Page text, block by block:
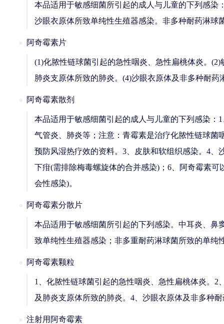
本品适用于敏感细菌所引起的成人与儿童的下列感
沙眼衣原体所致单纯性生殖器感染。非多种耐药淋
阿奇霉素片
(1)化脓性链球菌引起的急性咽炎、急性扁桃体炎。
肺炎支原体所致的肺炎。(4)沙眼衣原体及非多种耐
阿奇霉素散剂
本品适用于敏感细菌引起的成人与儿童的下列感染
气管炎、肺炎等；注意：青霉素是治疗化脓性链球
预防风湿热疗效的资料。3、皮肤和软组织感染。4
下疳(需排除梅毒螺旋体的合并感染)；6、阿奇霉素
会性感染)。
阿奇霉素分散片
本品适用于敏感细菌所引起的下列感染。中耳炎、
致单纯性生殖器感染；非多重耐药淋球菌所致的单纯
阿奇霉素颗粒
1、化脓性链球菌引起的急性咽炎、急性扁桃体炎。
及肺炎支原体所致的肺炎。4、沙眼衣原体及非多种
注射用阿奇霉素